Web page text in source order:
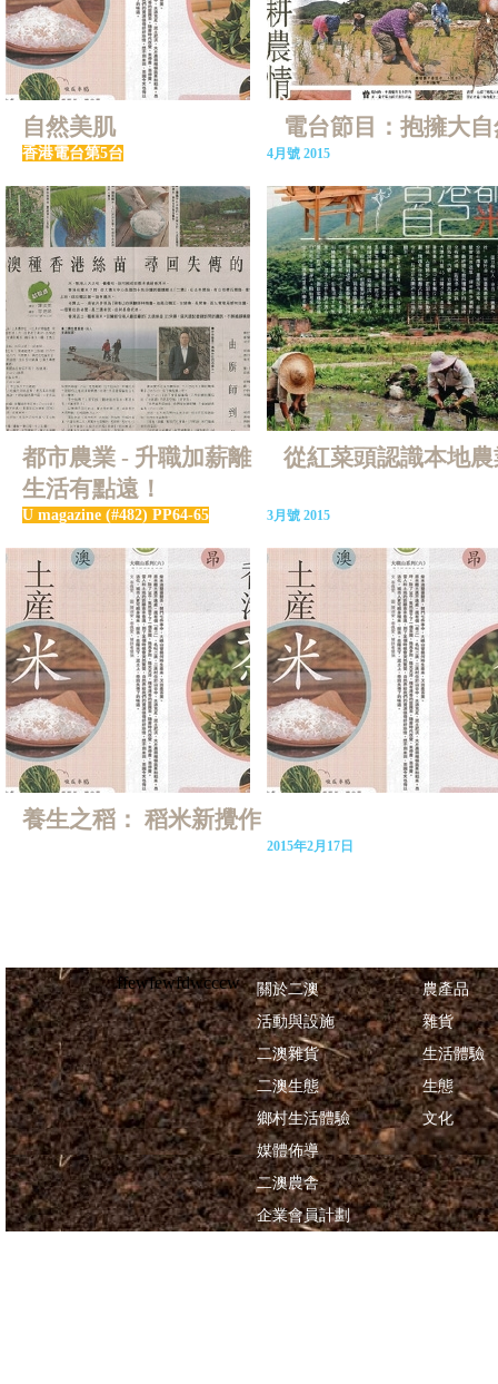
自然美肌 電台節目：抱擁大
香港電台第5台 4月號 2015
都市農業 - 升職加薪離
生活有點遠！
從紅菜頭認識本地
U magazine (#482) PP64-65 3月號 2015
養生之稻： 稻米新攪作
2015年2月17日
ffewfewfdwcccw
關於二澳
活動與設施
二澳雜貨
二澳生態
鄉村生活體驗
媒體佈導
二澳農舎
企業會員計劃
農產品
雜貨
生活體驗
生態
文化